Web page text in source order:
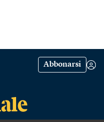
Abbonarsi